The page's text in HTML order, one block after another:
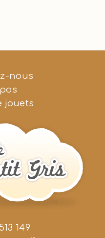
nous
jouets
149